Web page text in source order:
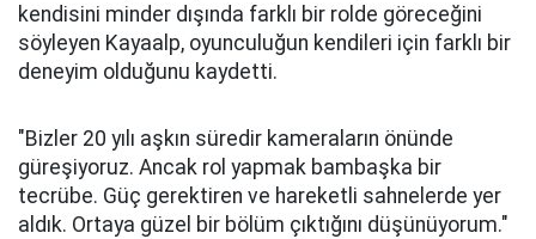
kendisini minder dışında farklı bir rolde göreceğini
söyleyen Kayaalp, oyunculuğun kendileri için farklı bir
deneyim olduğunu kaydetti.
"Bizler 20 yılı aşkın süredir kameraların önünde
güreşiyoruz. Ancak rol yapmak bambaşka bir
tecrübe. Güç gerektiren ve hareketli sahnelerde yer
aldık. Ortaya güzel bir bölüm çıktığını düşünüyorum."